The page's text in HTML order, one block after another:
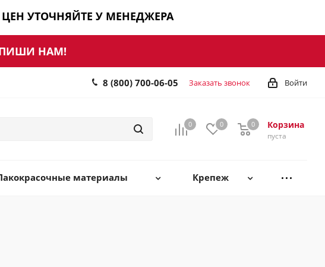
ЦЕН УТОЧНЯЙТЕ У МЕНЕДЖЕРА
НАМ!
Войти
8 (800) 700-06-05 Заказать звонок
0 0 Корзина
0
пуста
0
материалы Крепеж